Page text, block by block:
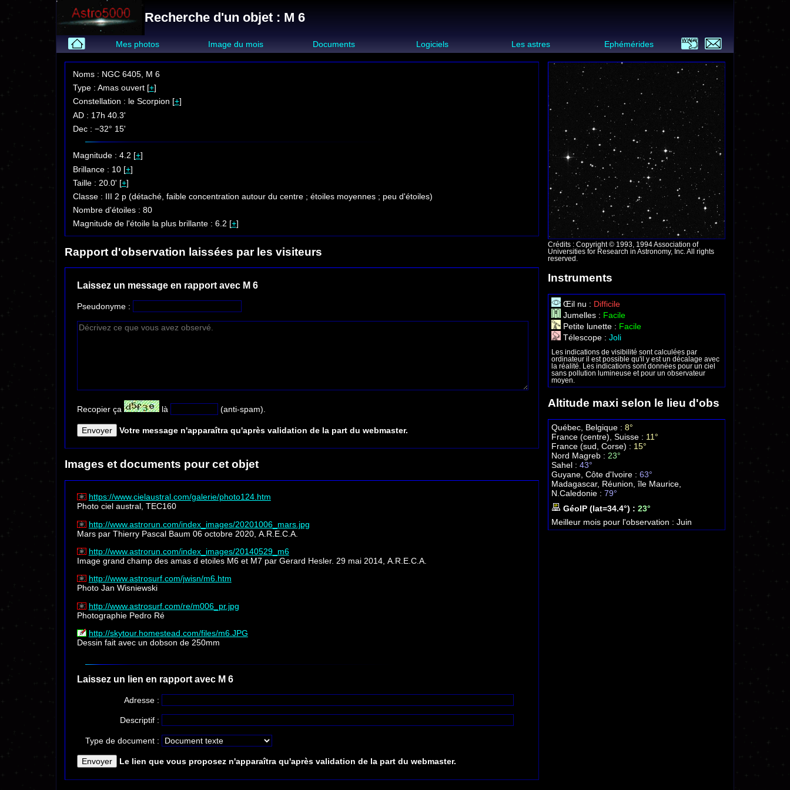
Recherche d'un objet : M 6
Mes photos Image du mois Documents Logiciels Les astres Ephémérides
Noms : NGC 6405, M 6
Type : Amas ouvert [+]
Constellation : le Scorpion [+]
AD : 17h 40.3'
Dec : −32° 15'
Magnitude : 4.2 [+]
Brillance : 10 [+]
Taille : 20.0' [+]
Classe : III 2 p (détaché, faible concentration autour du centre ; étoiles moyennes ; peu d'étoiles)
Nombre d'étoiles : 80
Magnitude de l'étoile la plus brillante : 6.2 [+]
Crédits : Copyright © 1993, 1994 Association of
Universities for Research in Astronomy, Inc. All rights
reserved.
Instruments
Œil nu : Difficile
Jumelles : Facile
Petite lunette : Facile
Télescope : Joli
Les indications de visibilité sont calculées par
ordinateur il est possible qu'il y est un décalage avec
la réalité. Les indications sont données pour un ciel
sans pollution lumineuse et pour un observateur
moyen.
Altitude maxi selon le lieu d'obs
Québec, Belgique : 8°
France (centre), Suisse : 11°
France (sud, Corse) : 15°
Nord Magreb : 23°
Sahel : 43°
Guyane, Côte d'Ivoire : 63°
Madagascar, Réunion, île Maurice,
N.Caledonie : 79°
GéoIP (lat=34.4°) : 23°
Meilleur mois pour l'observation : Juin
Rapport d'observation laissées par les visiteurs
Laissez un message en rapport avec M 6
Pseudonyme :
Recopier ça là (anti-spam).
Votre message n'apparaîtra qu'après validation de la part du webmaster.
Images et documents pour cet objet
https://www.cielaustral.com/galerie/photo124.htm
Photo ciel austral, TEC160
http://www.astrorun.com/index_images/20201006_mars.jpg
Mars par Thierry Pascal Baum 06 octobre 2020, A.R.E.C.A.
http://www.astrorun.com/index_images/20140529_m6
Image grand champ des amas d etoiles M6 et M7 par Gerard Hesler. 29 mai 2014, A.R.E.C.A.
http://www.astrosurf.com/jwisn/m6.htm
Photo Jan Wisniewski
http://www.astrosurf.com/re/m006_pr.jpg
Photographie Pedro Ré
http://skytour.homestead.com/files/m6.JPG
Dessin fait avec un dobson de 250mm
Laissez un lien en rapport avec M 6
Adresse :
Descriptif :
Type de document :
Le lien que vous proposez n'apparaîtra qu'après validation de la part du webmaster.